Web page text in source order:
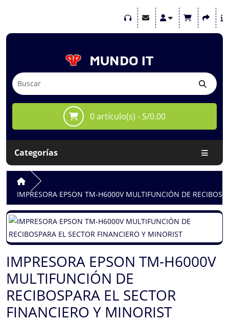
0 artículo(s) - S/0.00
Categorías
IMPRESORA EPSON TM-H6000V MULTIFUNCIÓN DE
IMPRESORA EPSON TM-H6000V
MULTIFUNCIÓN DE
RECIBOSPARA EL SECTOR
FINANCIERO Y MINORIST